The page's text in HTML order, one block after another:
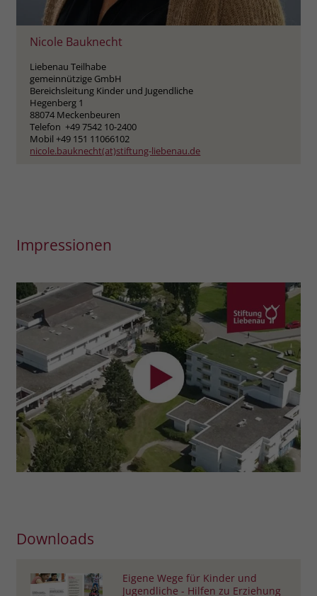
Nicole Bauknecht
Liebenau Teilhabe
gemeinnützige GmbH
Bereichsleitung Kinder und Jugendliche
Hegenberg 1
88074 Meckenbeuren
Telefon +49 7542 10-2400
Mobil +49 151 11066102
nicole.bauknecht(at)stiftung-liebenau.de
Impressionen
Downloads
Eigene Wege für Kinder und
Jugendliche - Hilfen zu Erziehung